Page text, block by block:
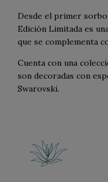
Desde el primer
Edición Limitada es
que se complementa
Cuenta con una
son decoradas con
Swarovski.